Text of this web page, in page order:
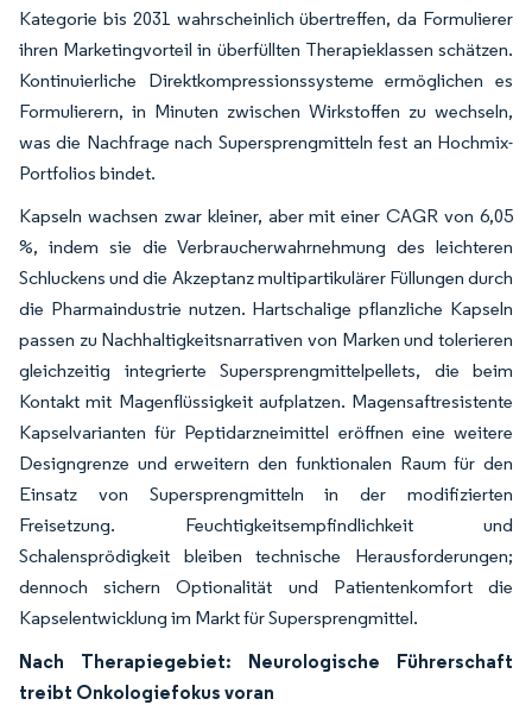
Kategorie bis 2031 wahrscheinlich übertreffen, da Formulierer
ihren Marketingvorteil in überfüllten Therapieklassen schätzen.
Kontinuierliche Direktkompressionssysteme ermöglichen es
Formulierern, in Minuten zwischen Wirkstoffen zu wechseln,
was die Nachfrage nach Supersprengmitteln fest an Hochmix-
Portfolios bindet.
Kapseln wachsen zwar kleiner, aber mit einer CAGR von 6,05
%, indem sie die Verbraucherwahrnehmung des leichteren
Schluckens und die Akzeptanz multipartikulärer Füllungen durch
die Pharmaindustrie nutzen. Hartschalige pflanzliche Kapseln
passen zu Nachhaltigkeitsnarrativen von Marken und tolerieren
gleichzeitig integrierte Supersprengmittelpellets, die beim
Kontakt mit Magenflüssigkeit aufplatzen. Magensaftresistente
Kapselvarianten für Peptidarzneimittel eröffnen eine weitere
Designgrenze und erweitern den funktionalen Raum für den
Einsatz von Supersprengmitteln in der modifizierten
Freisetzung. Feuchtigkeitsempfindlichkeit und
Schalensprödigkeit bleiben technische Herausforderungen;
dennoch sichern Optionalität und Patientenkomfort die
Kapselentwicklung im Markt für Supersprengmittel.
Nach Therapiegebiet: Neurologische Führerschaft
treibt Onkologiefokus voran